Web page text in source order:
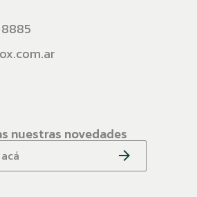
8885
nuestras novedades